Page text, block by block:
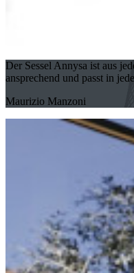
Der Sessel Annysa ist aus
ansprechend und passt in
Maurizio Manzoni